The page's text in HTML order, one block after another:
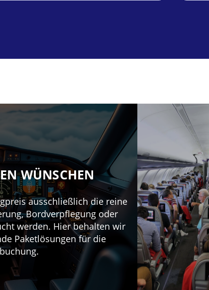
WÜNSCHEN
ausschließlich die reine
Bordverpflegung oder
werden. Hier behalten wir
Paketlösungen für die